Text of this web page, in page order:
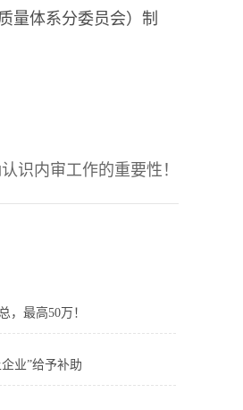
量体系分委员会）制
识内审工作的重要性！
，最高50万！
业”给予补助